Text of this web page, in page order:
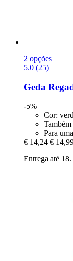
2 opções
5.0 (25)
Geda
-5%
Cor:
Também
Para
€ 14,24 € 14,99
Entrega até 18.